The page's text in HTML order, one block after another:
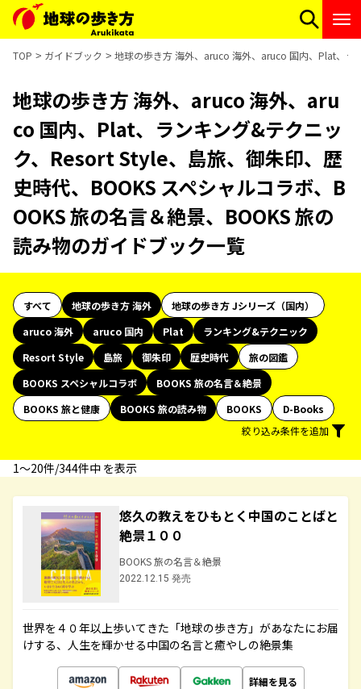
TOP ガイドブック 地球の歩き方 海外、aruco 海外、aruco 国内、Plat、ラ
地球の歩き方 海外、aruco 海外、aru
co 国内、Plat、ランキング&テクニッ
ク、Resort Style、島旅、御朱印、歴
史時代、BOOKS スペシャルコラボ、B
OOKS 旅の名言＆絶景、BOOKS 旅の
読み物のガイドブック一覧
すべて 地球の歩き方 海外
地球の歩き方 Jシリーズ（国内）
aruco 海外
aruco 国内 Plat
ランキング&テクニック
Resort Style
島旅 御朱印 歴史時代
旅の図鑑
BOOKS スペシャルコラボ
BOOKS 旅の名言＆絶景
BOOKS 旅と健康
BOOKS 旅の読み物 BOOKS
D-Books
絞り込み条件を追加
1〜20件/344件中 を表示
悠久の教えをひもとく中国のことばと
絶景１００
BOOKS 旅の名言＆絶景
2022.12.15 発売
世界を４０年以上歩いてきた「地球の歩き方」があなたにお届
けする、人生を輝かせる中国の名言と癒やしの絶景集
詳細を見る